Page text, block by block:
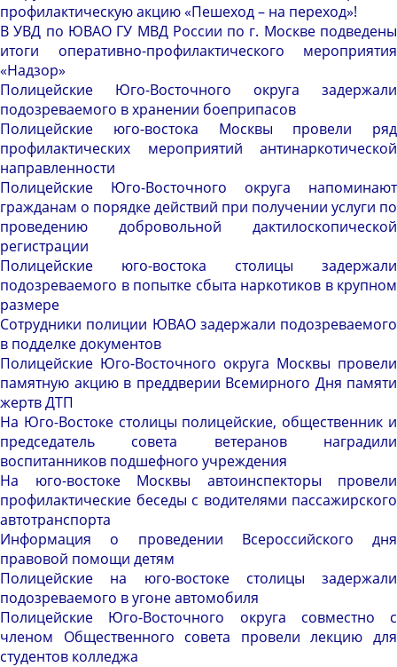
профилактическую акцию «Пешеход – на переход»!
В УВД по ЮВАО ГУ МВД России по г. Москве подведены
итоги оперативно-профилактического мероприятия
«Надзор»
Полицейские Юго-Восточного округа задержали
подозреваемого в хранении боеприпасов
Полицейские юго-востока Москвы провели ряд
профилактических мероприятий антинаркотической
направленности
Полицейские Юго-Восточного округа напоминают
гражданам о порядке действий при получении услуги по
проведению добровольной дактилоскопической
регистрации
Полицейские юго-востока столицы задержали
подозреваемого в попытке сбыта наркотиков в крупном
размере
Сотрудники полиции ЮВАО задержали подозреваемого
в подделке документов
Полицейские Юго-Восточного округа Москвы провели
памятную акцию в преддверии Всемирного Дня памяти
жертв ДТП
На Юго-Востоке столицы полицейские, общественник и
председатель совета ветеранов наградили
воспитанников подшефного учреждения
На юго-востоке Москвы автоинспекторы провели
профилактические беседы с водителями пассажирского
автотранспорта
Информация о проведении Всероссийского дня
правовой помощи детям
Полицейские на юго-востоке столицы задержали
подозреваемого в угоне автомобиля
Полицейские Юго-Восточного округа совместно с
членом Общественного совета провели лекцию для
студентов колледжа